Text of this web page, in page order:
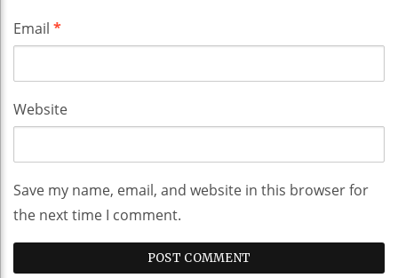
Email *
Website
Save my name, email, and website in this browser for
the next time I comment.